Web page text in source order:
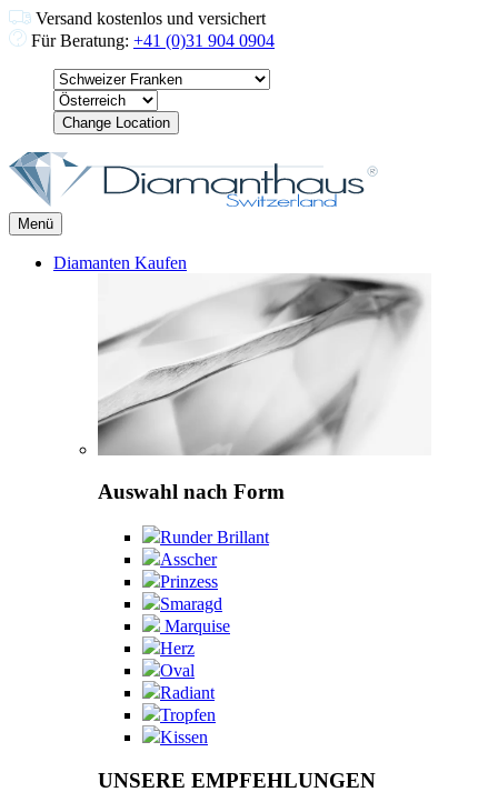
Versand kostenlos und versichert
Für Beratung: +41 (0)31 904 0904
Change Location
Menü
Diamanten Kaufen
Auswahl nach Form
Runder Brillant
Asscher
Prinzess
Smaragd
Marquise
Herz
Oval
Radiant
Tropfen
Kissen
UNSERE EMPFEHLUNGEN